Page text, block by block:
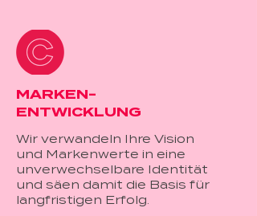
MARKEN-
ENTWICKLUNG
Wir verwandeln Ihre Vision
und Markenwerte in eine
unverwechselbare Identität
und säen damit die Basis für
langfristigen Erfolg.